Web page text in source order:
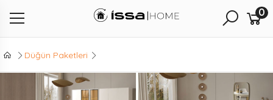
0
Düğün Paketleri